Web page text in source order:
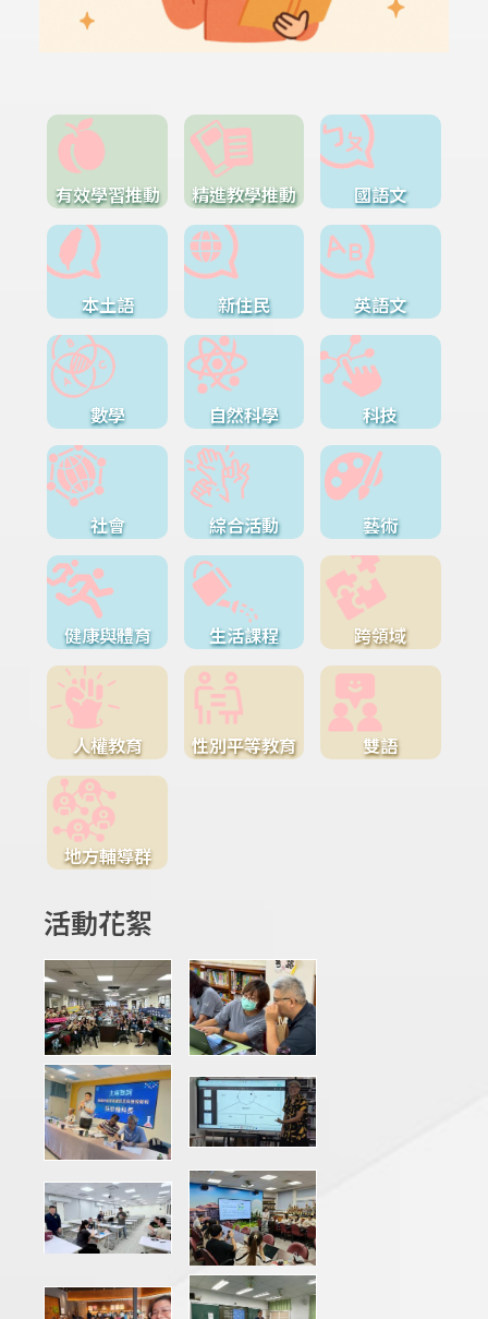
有效學習推動 精進教學推動 國語文
本土語 新住民 英語文
數學 自然科學 科技
社會 綜合活動 藝術
健康與體育 生活課程 跨領域
人權教育 性別平等教育 雙語
地方輔導群
活動花絮